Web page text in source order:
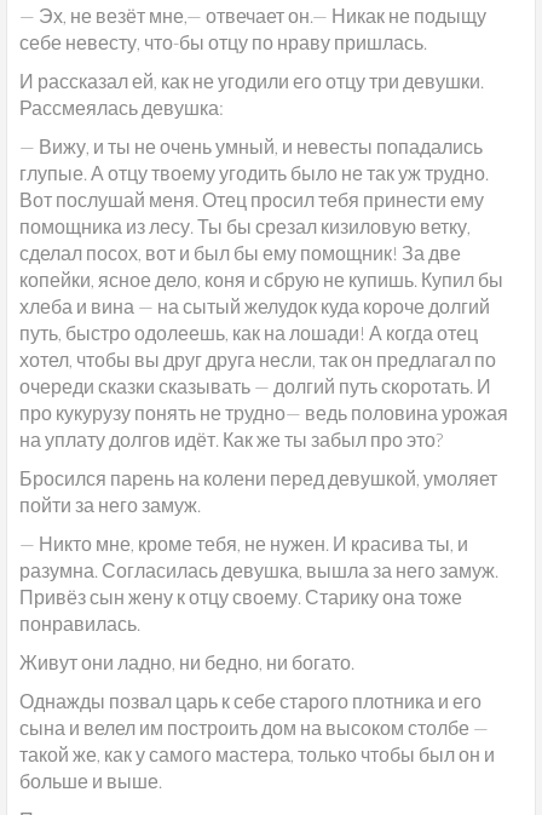
— Эх, не везёт мне,— отвечает он.— Никак не подыщу
себе невесту, что-бы отцу по нраву пришлась.
И рассказал ей, как не угодили его отцу три девушки.
Рассмеялась девушка:
— Вижу, и ты не очень умный, и невесты попадались
глупые. А отцу твоему угодить было не так уж трудно.
Вот послушай меня. Отец просил тебя принести ему
помощника из лесу. Ты бы срезал кизиловую ветку,
сделал посох, вот и был бы ему помощник! За две
копейки, ясное дело, коня и сбрую не купишь. Купил бы
хлеба и вина — на сытый желудок куда короче долгий
путь, быстро одолеешь, как на лошади! А когда отец
хотел, чтобы вы друг друга несли, так он предлагал по
очереди сказки сказывать — долгий путь скоротать. И
про кукурузу понять не трудно— ведь половина урожая
на уплату долгов идёт. Как же ты забыл про это?
Бросился парень на колени перед девушкой, умоляет
пойти за него замуж.
— Никто мне, кроме тебя, не нужен. И красива ты, и
разумна. Согласилась девушка, вышла за него замуж.
Привёз сын жену к отцу своему. Старику она тоже
понравилась.
Живут они ладно, ни бедно, ни богато.
Однажды позвал царь к себе старого плотника и его
сына и велел им построить дом на высоком столбе —
такой же, как у самого мастера, только чтобы был он и
больше и выше.